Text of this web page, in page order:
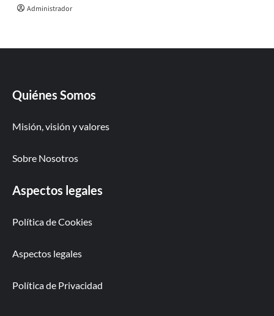
Administrador
Quiénes Somos
Misión, visión y valores
Sobre Nosotros
Aspectos legales
Política de Cookies
Aspectos legales
Política de Privacidad